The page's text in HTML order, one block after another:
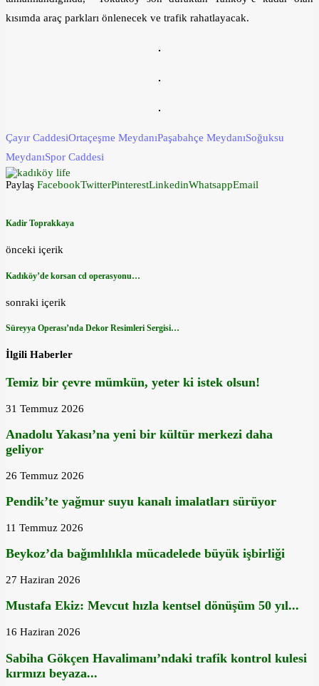
kısımda araç parkları önlenecek ve trafik rahatlayacak.
Çayır CaddesiOrtaçeşme MeydanıPaşabahçe MeydanıSoğuksu
MeydanıSpor Caddesi
Paylaş FacebookTwitterPinterestLinkedinWhatsappEmail
Kadir Toprakkaya
önceki içerik
Kadıköy’de korsan cd operasyonu…
sonraki içerik
Süreyya Operası’nda Dekor Resimleri Sergisi…
İlgili Haberler
Temiz bir çevre mümkün, yeter ki istek olsun!
31 Temmuz 2026
Anadolu Yakası’na yeni bir kültür merkezi daha
geliyor
26 Temmuz 2026
Pendik’te yağmur suyu kanalı imalatları sürüyor
11 Temmuz 2026
Beykoz’da bağımlılıkla mücadelede büyük işbirliği
27 Haziran 2026
Mustafa Ekiz: Mevcut hızla kentsel dönüşüm 50 yıl...
16 Haziran 2026
Sabiha Gökçen Havalimanı’ndaki trafik kontrol kulesi
kırmızı beyaza...